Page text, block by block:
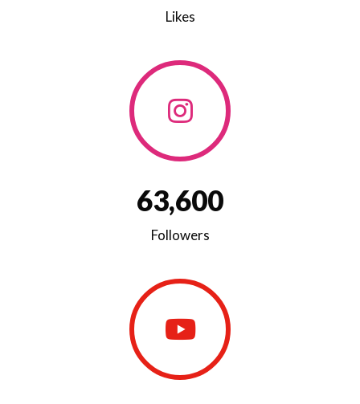
Likes
63,600
Followers